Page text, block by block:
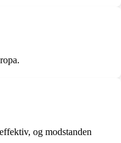
og modstanden